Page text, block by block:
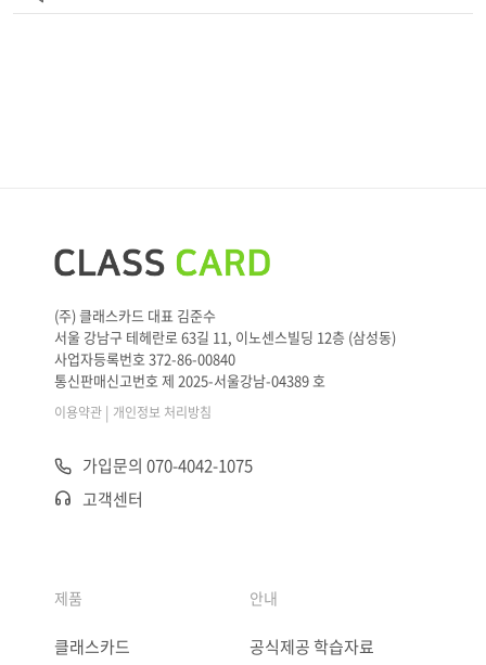
(주) 클래스카드 대표 김준수
서울 강남구 테헤란로 63길 11, 이노센스빌딩 12층 (삼성동)
사업자등록번호 372-86-00840
통신판매신고번호 제 2025-서울강남-04389 호
이용약관 | 개인정보 처리방침
가입문의 070-4042-1075
고객센터
제품
클래스카드
안내
공식제공 학습자료